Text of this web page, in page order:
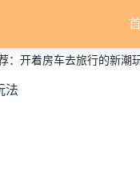
：开着房车去旅行的新潮